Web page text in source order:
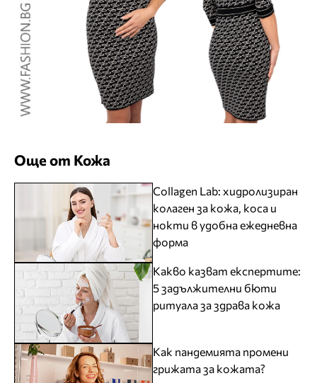
Още от Кожа
Collagen Lab: хидролизиран
колаген за кожа, коса и
нокти в удобна ежедневна
форма
Какво казват експертите:
5 задължителни бюти
ритуала за здрава кожа
Как пандемията промени
грижата за кожата?